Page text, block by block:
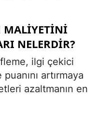
MALIYETINI
NELERDIR?
ilgi çekici
artırmaya
azaltmanın en